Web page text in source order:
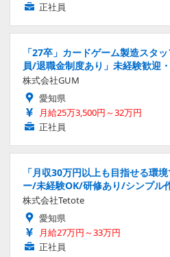
正社員
「27卒」カードゲーム製造スタ
員/退職金制度あり」未経験歓迎
株式会社GUM
愛知県
月給25万3,500円～32万円
正社員
「月収30万円以上も目指せる環
ー/未経験OK/研修あり/シンプル
株式会社Tetote
愛知県
月給27万円～33万円
正社員